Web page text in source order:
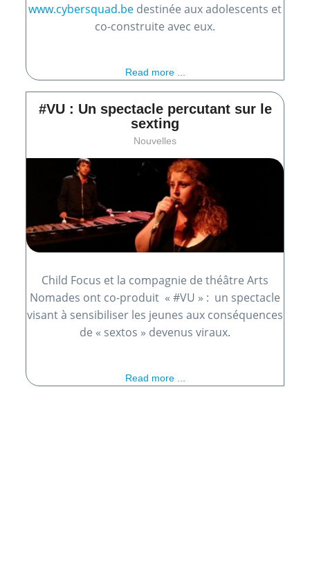
www.cybersquad.be destinée aux adolescents et
co-construite avec eux.
Read more ...
#VU : Un spectacle percutant sur le
sexting
Nouvelles
Child Focus et la compagnie de théâtre Arts
Nomades ont co-produit « #VU » : un spectacle
visant à sensibiliser les jeunes aux conséquences
de « sextos » devenus viraux.
Read more ...